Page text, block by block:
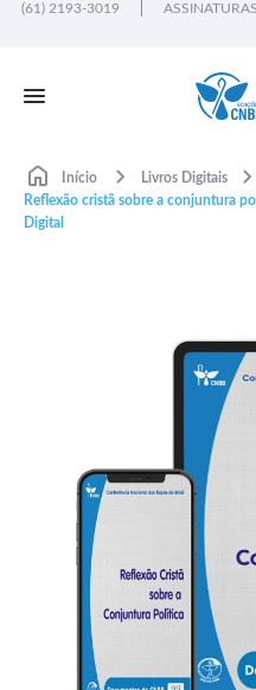
(61) 2193-3019 ASSINATURAS
Início Livros Digitais
Reflexão cristã sobre a conjuntura
Digital